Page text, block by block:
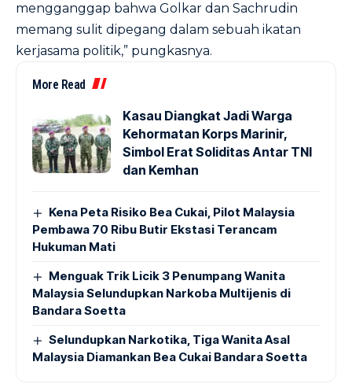
mengganggap bahwa Golkar dan Sachrudin
memang sulit dipegang dalam sebuah ikatan
kerjasama politik,” pungkasnya.
More Read
Kasau Diangkat Jadi Warga
Kehormatan Korps Marinir,
Simbol Erat Soliditas Antar TNI
dan Kemhan
Kena Peta Risiko Bea Cukai, Pilot Malaysia
Pembawa 70 Ribu Butir Ekstasi Terancam
Hukuman Mati
Menguak Trik Licik 3 Penumpang Wanita
Malaysia Selundupkan Narkoba Multijenis di
Bandara Soetta
Selundupkan Narkotika, Tiga Wanita Asal
Malaysia Diamankan Bea Cukai Bandara Soetta